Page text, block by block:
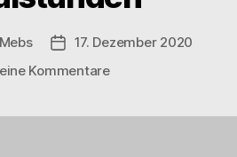
Beitragsdatum
17. Dezember 2020
Kommentarezu